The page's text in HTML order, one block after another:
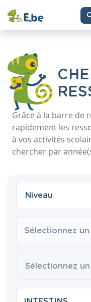
Grâce à la barre de
rapidement les
à vos activités
chercher par
Sélectionnez un